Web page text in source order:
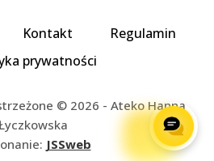
Kontakt
Regulamin
prywatności
© 2026 - Ateko Hanna
JSSweb